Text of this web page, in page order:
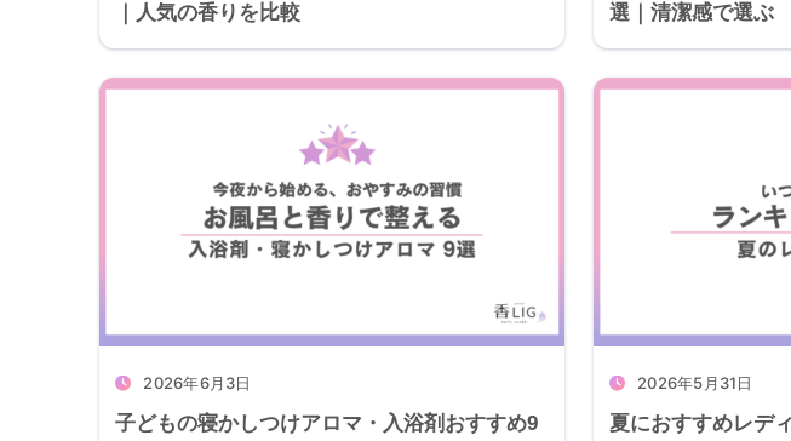
｜人気の香りを比較
選｜清潔感で選ぶ
2026年6月3日
子どもの寝かしつけアロマ・入浴剤おすすめ9
2026年5月31日
夏におすすめレデ